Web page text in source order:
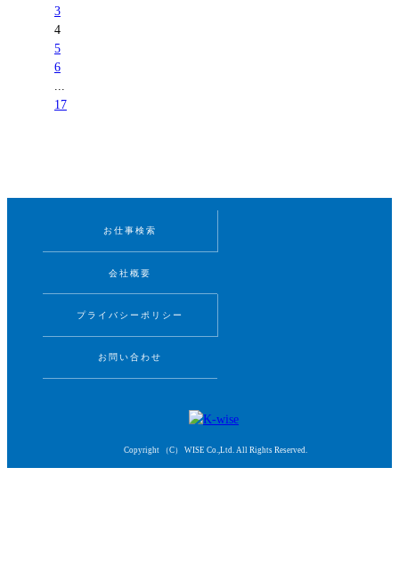
3
4
5
6
17
お仕事検索
会社概要
プライバシーポリシー
お問い合わせ
Copyright （C） WISE Co.,Ltd. All Rights Reserved.